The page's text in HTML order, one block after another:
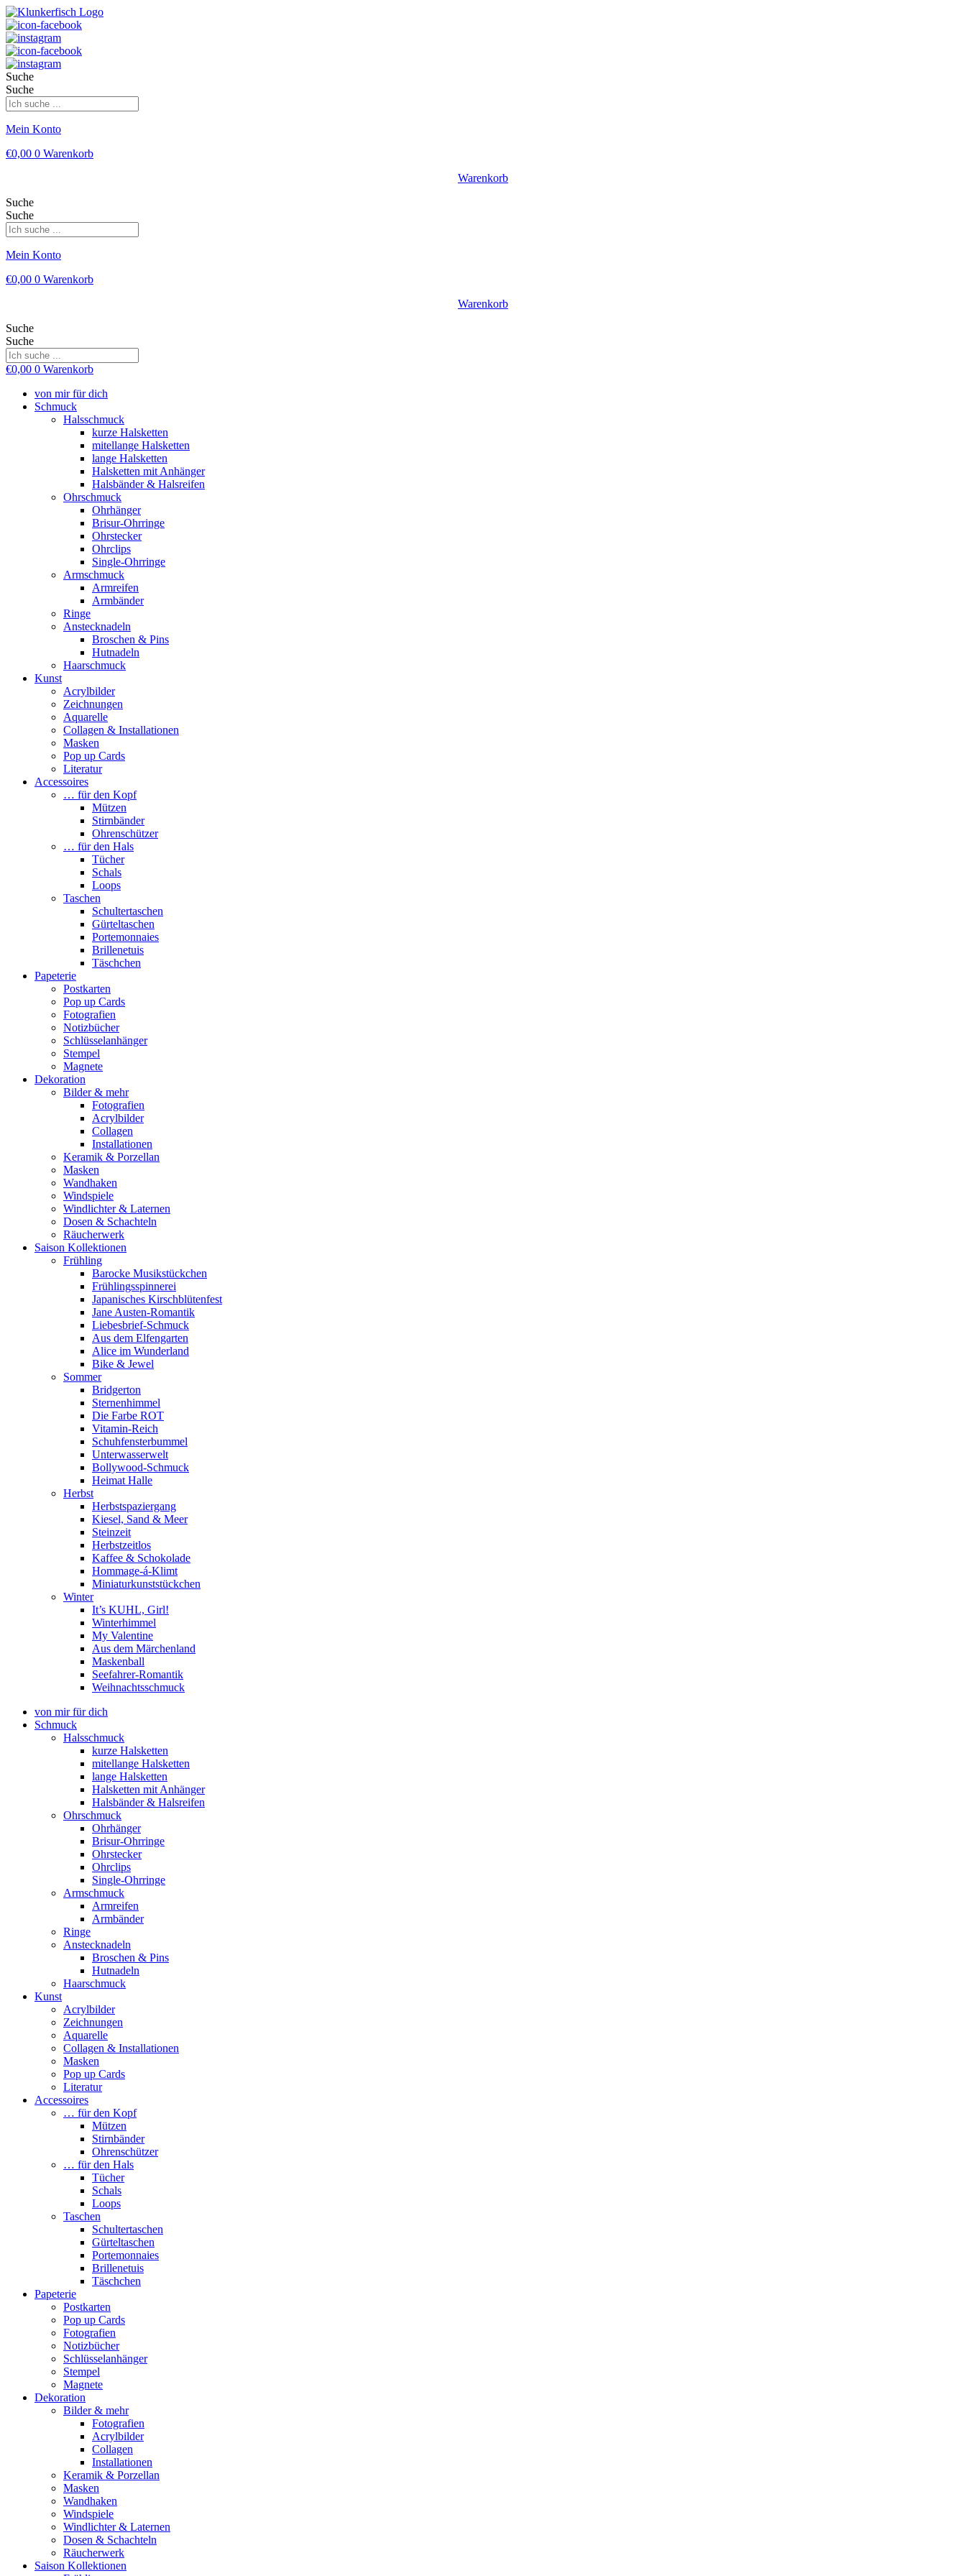
Suche
Suche
Mein Konto
€0,00 0 Warenkorb
Warenkorb
Suche
Suche
Mein Konto
€0,00 0 Warenkorb
Warenkorb
Suche
Suche
€0,00 0 Warenkorb
von mir für dich
Schmuck
Halsschmuck
kurze Halsketten
mitellange Halsketten
lange Halsketten
Halsketten mit Anhänger
Halsbänder & Halsreifen
Ohrschmuck
Ohrhänger
Brisur-Ohrringe
Ohrstecker
Ohrclips
Single-Ohrringe
Armschmuck
Armreifen
Armbänder
Ringe
Anstecknadeln
Broschen & Pins
Hutnadeln
Haarschmuck
Kunst
Acrylbilder
Zeichnungen
Aquarelle
Collagen & Installationen
Masken
Pop up Cards
Literatur
Accessoires
… für den Kopf
Mützen
Stirnbänder
Ohrenschützer
… für den Hals
Tücher
Schals
Loops
Taschen
Schultertaschen
Gürteltaschen
Portemonnaies
Brillenetuis
Täschchen
Papeterie
Postkarten
Pop up Cards
Fotografien
Notizbücher
Schlüsselanhänger
Stempel
Magnete
Dekoration
Bilder & mehr
Fotografien
Acrylbilder
Collagen
Installationen
Keramik & Porzellan
Masken
Wandhaken
Windspiele
Windlichter & Laternen
Dosen & Schachteln
Räucherwerk
Saison Kollektionen
Frühling
Barocke Musikstückchen
Frühlingsspinnerei
Japanisches Kirschblütenfest
Jane Austen-Romantik
Liebesbrief-Schmuck
Aus dem Elfengarten
Alice im Wunderland
Bike & Jewel
Sommer
Bridgerton
Sternenhimmel
Die Farbe ROT
Vitamin-Reich
Schuhfensterbummel
Unterwasserwelt
Bollywood-Schmuck
Heimat Halle
Herbst
Herbstspaziergang
Kiesel, Sand & Meer
Steinzeit
Herbstzeitlos
Kaffee & Schokolade
Hommage-á-Klimt
Miniaturkunststückchen
Winter
It’s KUHL, Girl!
Winterhimmel
My Valentine
Aus dem Märchenland
Maskenball
Seefahrer-Romantik
Weihnachtsschmuck
von mir für dich
Schmuck
Halsschmuck
kurze Halsketten
mitellange Halsketten
lange Halsketten
Halsketten mit Anhänger
Halsbänder & Halsreifen
Ohrschmuck
Ohrhänger
Brisur-Ohrringe
Ohrstecker
Ohrclips
Single-Ohrringe
Armschmuck
Armreifen
Armbänder
Ringe
Anstecknadeln
Broschen & Pins
Hutnadeln
Haarschmuck
Kunst
Acrylbilder
Zeichnungen
Aquarelle
Collagen & Installationen
Masken
Pop up Cards
Literatur
Accessoires
… für den Kopf
Mützen
Stirnbänder
Ohrenschützer
… für den Hals
Tücher
Schals
Loops
Taschen
Schultertaschen
Gürteltaschen
Portemonnaies
Brillenetuis
Täschchen
Papeterie
Postkarten
Pop up Cards
Fotografien
Notizbücher
Schlüsselanhänger
Stempel
Magnete
Dekoration
Bilder & mehr
Fotografien
Acrylbilder
Collagen
Installationen
Keramik & Porzellan
Masken
Wandhaken
Windspiele
Windlichter & Laternen
Dosen & Schachteln
Räucherwerk
Saison Kollektionen